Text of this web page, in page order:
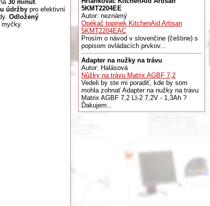
30 minut.
údržby pro efektivní
Odložený
5KMT2204EE
Autor: neznámý
Opékač topinek KitchenAid Artisan
5KMT2204EAC
Prosím o návod v slovenčine (češtine) s
popisom ovládacích prvkov...
Adapter na nužky na trávu
Autor: Halásová
Nůžky na trávu Matrix AGBF 7,2
Vedeli by ste mi poradiť, kde by som
mohla zohnať Adapter na nužky na trávu
Matrix AGBF 7,2 LI-2 7,2V - 1,3Ah ?
Ďakujem...